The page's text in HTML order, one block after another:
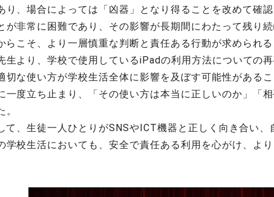
り、場合によっては「凶器」となり得ることを改めて確
が非常に困難であり、その影響が長期間にわたって残り
らこそ、より一層慎重な判断と責任ある行動が求められ
より、学校で使用しているiPadの利用方法についての
切な使い方が学校生活全体に影響を及ぼす可能性がある
一度立ち止まり、「その使い方は本当に正しいのか」「
、生徒一人ひとりがSNSやICT機器と正しく向き合い
学校生活においても、安全で責任ある利用を心がけ、よ